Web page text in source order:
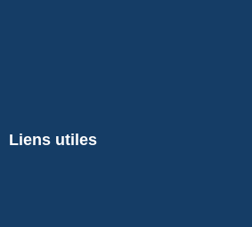
Liens utiles